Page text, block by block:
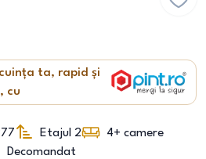
ta, rapid și
cu
Etajul 2 4+ camere
Decomandat